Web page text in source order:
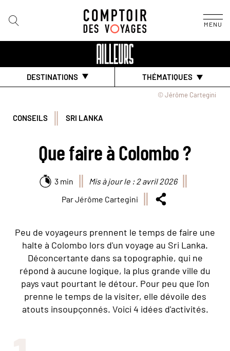
MENU
DESTINATIONS THÉMATIQUES
© Jérôme Cartegini
CONSEILS SRI LANKA
Que faire à Colombo ?
3 min
Mis à jour le : 2 avril 2026
Par Jérôme Cartegini
Peu de voyageurs prennent le temps de faire une
halte à Colombo lors d'un voyage au Sri Lanka.
Déconcertante dans sa topographie, qui ne
répond à aucune logique, la plus grande ville du
pays vaut pourtant le détour. Pour peu que l'on
prenne le temps de la visiter, elle dévoile des
atouts insoupçonnés. Voici 4 idées d'activités.